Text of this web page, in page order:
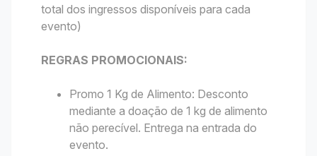
total dos ingressos disponíveis para cada
evento)
REGRAS PROMOCIONAIS:
Promo 1 Kg de Alimento: Desconto
mediante a doação de 1 kg de alimento
não perecível. Entrega na entrada do
evento.